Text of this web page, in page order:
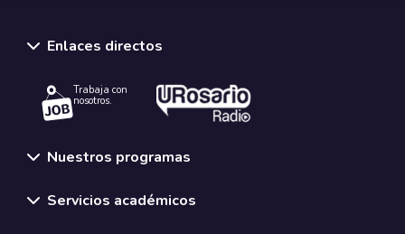
Enlaces directos
Trabaja con
nosotros.
Nuestros programas
Servicios académicos